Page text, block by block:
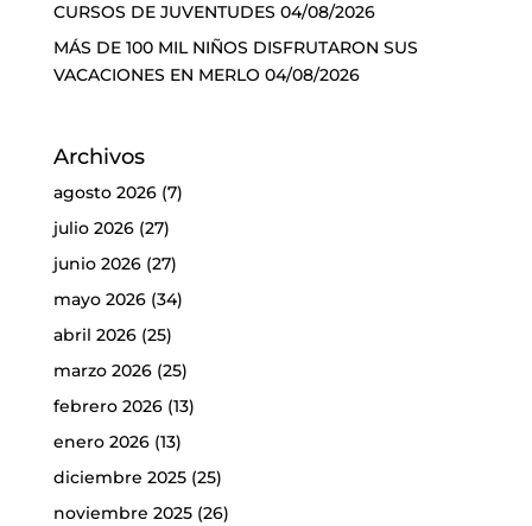
CURSOS DE JUVENTUDES 04/08/2026
MÁS DE 100 MIL NIÑOS DISFRUTARON SUS
VACACIONES EN MERLO 04/08/2026
Archivos
agosto 2026(7)
julio 2026(27)
junio 2026(27)
mayo 2026(34)
abril 2026(25)
marzo 2026(25)
febrero 2026(13)
enero 2026(13)
diciembre 2025(25)
noviembre 2025(26)